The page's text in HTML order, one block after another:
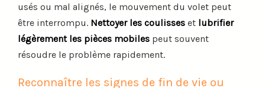
usés ou mal alignés, le mouvement du volet peut
être interrompu. Nettoyer les coulisses et lubrifier
légèrement les pièces mobiles peut souvent
résoudre le problème rapidement.
Reconnaître les signes de fin de vie ou